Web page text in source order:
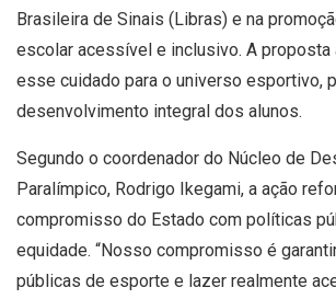
Brasileira de Sinais (Libras) e na
escolar acessível e inclusivo. A proposta
esse cuidado para o universo esportivo,
desenvolvimento integral dos alunos.
Segundo o coordenador do Núcleo de
Paralímpico, Rodrigo Ikegami, a ação
compromisso do Estado com políticas
equidade. “Nosso compromisso é
públicas de esporte e lazer realmente